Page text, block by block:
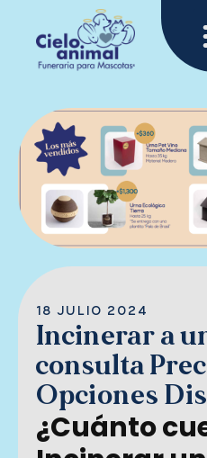
contenido
18 JULIO 2024
Incinerar a
consulta
Opciones
¿Cuánto